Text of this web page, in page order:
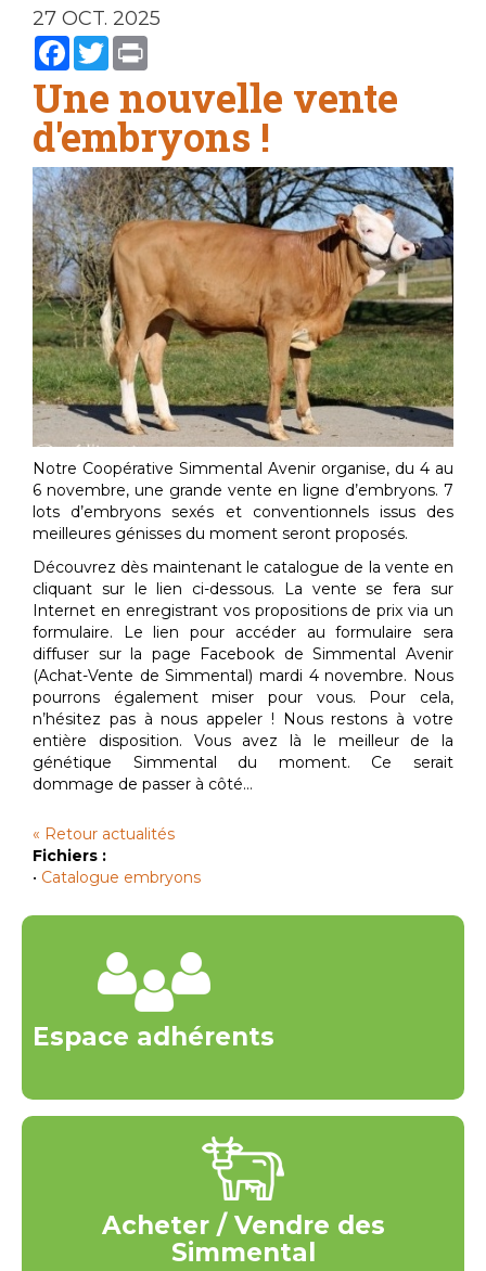
27 OCT. 2025
Facebook
Twitter
Une nouvelle vente
d'embryons !
Notre Coopérative Simmental Avenir organise, du 4 au
6 novembre, une grande vente en ligne d’embryons. 7
lots d’embryons sexés et conventionnels issus des
meilleures génisses du moment seront proposés.
Découvrez dès maintenant le catalogue de la vente en
cliquant sur le lien ci-dessous. La vente se fera sur
Internet en enregistrant vos propositions de prix via un
formulaire. Le lien pour accéder au formulaire sera
diffuser sur la page Facebook de Simmental Avenir
(Achat-Vente de Simmental) mardi 4 novembre. Nous
pourrons également miser pour vous. Pour cela,
n’hésitez pas à nous appeler ! Nous restons à votre
entière disposition. Vous avez là le meilleur de la
génétique Simmental du moment. Ce serait
dommage de passer à côté…
« Retour actualités
Fichiers :
• Catalogue embryons
Espace adhérents
Acheter / Vendre des
Simmental